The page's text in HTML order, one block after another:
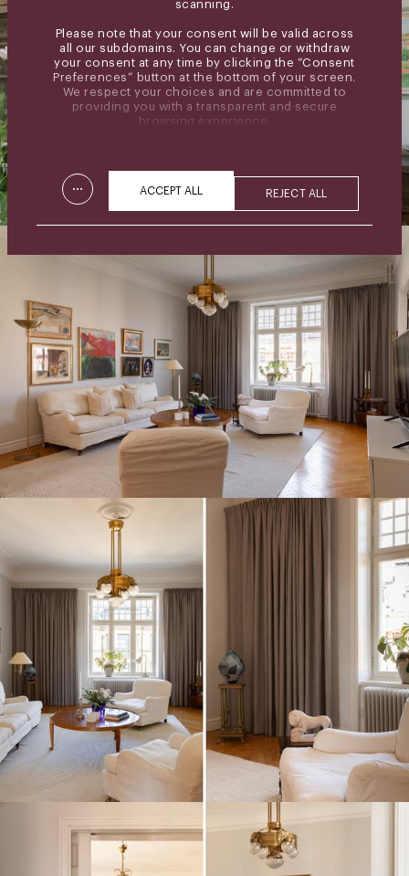
scanning.
Please note that your consent will be valid across
all our subdomains. You can change or withdraw
your consent at any time by clicking the “Consent
Preferences” button at the bottom of your screen.
We respect your choices and are committed to
providing you with a transparent and secure
browsing experience.
... ACCEPT ALL REJECT ALL